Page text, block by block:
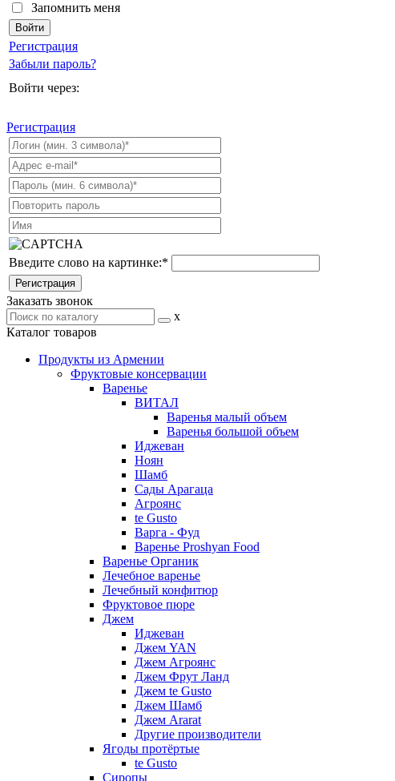
Запомнить меня
Регистрация
Забыли пароль?
Войти через:
Регистрация
Введите слово на картинке:*
Заказать звонок
x
Каталог товаров
Продукты из Армении
Фруктовые консервации
Варенье
ВИТАЛ
Варенья малый объем
Варенья большой объем
Иджеван
Ноян
Шамб
Сады Арагаца
Агроянс
te Gusto
Варга - Фуд
Варенье Proshyan Food
Варенье Органик
Лечебное варенье
Лечебный конфитюр
Фруктовое пюре
Джем
Иджеван
Джем YAN
Джем Агроянс
Джем Фрут Ланд
Джем te Gusto
Джем Шамб
Джем Ararat
Другие производители
Ягоды протёртые
te Gusto
Сиропы